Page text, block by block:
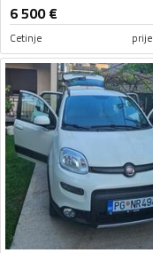
6 500€
Cetinje